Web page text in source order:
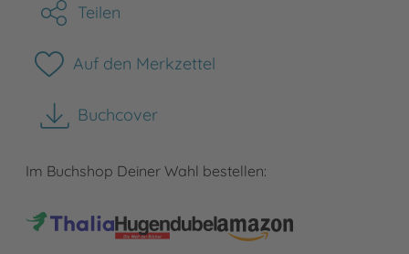
Teilen
Auf den Merkzettel
Buchcover
herunterladen
Im Buchshop Deiner Wahl bestellen: